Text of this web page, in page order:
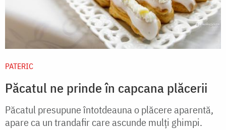
PATERIC
Păcatul ne prinde în capcana plăcerii
Păcatul presupune întotdeauna o plăcere aparentă,
apare ca un trandafir care ascunde mulți ghimpi.